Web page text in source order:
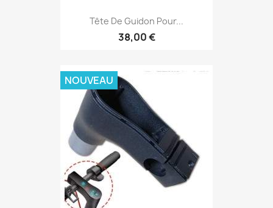
Tête De Guidon Pour...
38,00 €
NOUVEAU